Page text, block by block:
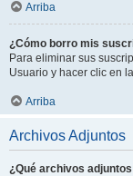
Arriba
¿Cómo borro mis
Para eliminar sus
Usuario y hacer clic en
Arriba
Archivos Adjuntos
¿Qué archivos